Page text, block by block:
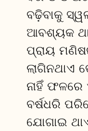
ବଢ଼ିବାକୁ
ଆବଶ୍ୟକ
ପ୍ରାୟ
ଲାଗିନଥାଏ
ନାହିଁ
ବର୍ଷଧରି
ଯୋଗାଇ